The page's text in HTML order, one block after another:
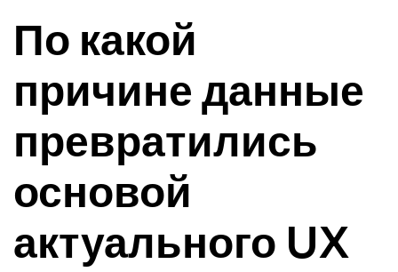
По какой
причине данные
превратились
основой
актуального UX